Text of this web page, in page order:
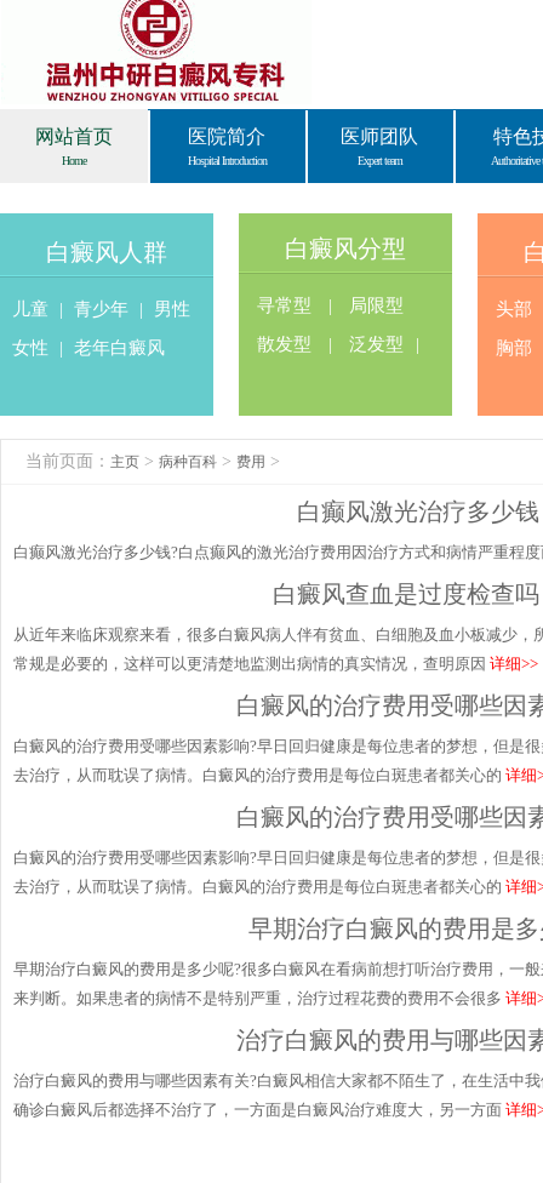
网站首页
Home
医院简介
Hospital Introduction
医师团队
Expert team
特色
Authoritative
白癜风人群
儿童 | 青少年 |
男性
女性
| 老年白癜风
白癜风分型
寻常型 |
局限型
散发型
| 泛发型 |
头部
胸部
当前页面： 主页 > 病种百科 > 费用 >
白癫风激光治疗多少钱
白癫风激光治疗多少钱?白点癫风的激光治疗费用因治疗方式和病情严重程
白癜风查血是过度检查
从近年来临床观察来看，很多白癜风病人伴有贫血、白细胞及血小板减少
常规是必要的，这样可以更清楚地监测出病情的真实情况，查明原因 详细>>
白癜风的治疗费用受哪些因
白癜风的治疗费用受哪些因素影响?早日回归健康是每位患者的梦想，但是
去治疗，从而耽误了病情。白癜风的治疗费用是每位白斑患者都关心的 详细
白癜风的治疗费用受哪些因
白癜风的治疗费用受哪些因素影响?早日回归健康是每位患者的梦想，但是
去治疗，从而耽误了病情。白癜风的治疗费用是每位白斑患者都关心的 详细
早期治疗白癜风的费用是
早期治疗白癜风的费用是多少呢?很多白癜风在看病前想打听治疗费用，一
来判断。如果患者的病情不是特别严重，治疗过程花费的费用不会很多 详细
治疗白癜风的费用与哪些因
治疗白癜风的费用与哪些因素有关?白癜风相信大家都不陌生了，在生活中
确诊白癜风后都选择不治疗了，一方面是白癜风治疗难度大，另一方面 详细